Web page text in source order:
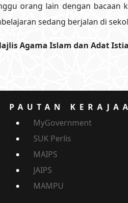
orang lain dengan
sedang berjalan di
Agama Islam dan Adat
PAUTAN
MyGovernment
SUK Perlis
MAIPS
JAIPS
MAMPU